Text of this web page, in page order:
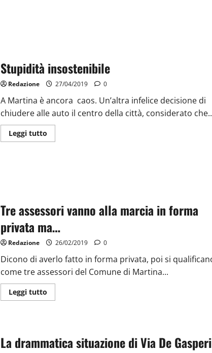
Stupidità insostenibile
Redazione 27/04/2019 0
A Martina è ancora caos. Un’altra infelice decisione di
chiudere alle auto il centro della città, considerato
Leggi tutto
Tre assessori vanno alla marcia in forma
privata ma…
Redazione 26/02/2019 0
Dicono di averlo fatto in forma privata, poi si
come tre assessori del Comune di Martina...
Leggi tutto
La drammatica situazione di Via De Gasperi